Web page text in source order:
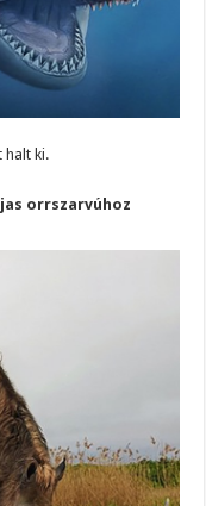
halt ki.
orrszarvúhoz